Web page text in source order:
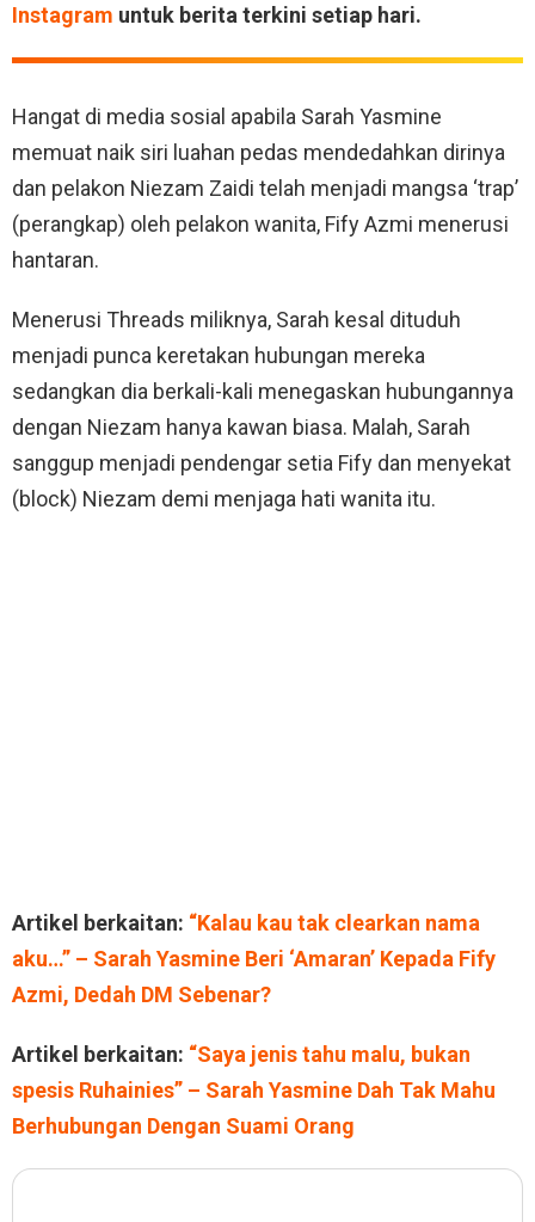
Instagram untuk berita terkini setiap hari.
Hangat di media sosial apabila Sarah Yasmine
memuat naik siri luahan pedas mendedahkan dirinya
dan pelakon Niezam Zaidi telah menjadi mangsa ‘trap’
(perangkap) oleh pelakon wanita, Fify Azmi menerusi
hantaran.
Menerusi Threads miliknya, Sarah kesal dituduh
menjadi punca keretakan hubungan mereka
sedangkan dia berkali-kali menegaskan hubungannya
dengan Niezam hanya kawan biasa. Malah, Sarah
sanggup menjadi pendengar setia Fify dan menyekat
(block) Niezam demi menjaga hati wanita itu.
Artikel berkaitan: “Kalau kau tak clearkan nama
aku…” – Sarah Yasmine Beri ‘Amaran’ Kepada Fify
Azmi, Dedah DM Sebenar?
Artikel berkaitan: “Saya jenis tahu malu, bukan
spesis Ruhainies” – Sarah Yasmine Dah Tak Mahu
Berhubungan Dengan Suami Orang